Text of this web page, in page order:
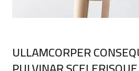
ULLAMCORPER